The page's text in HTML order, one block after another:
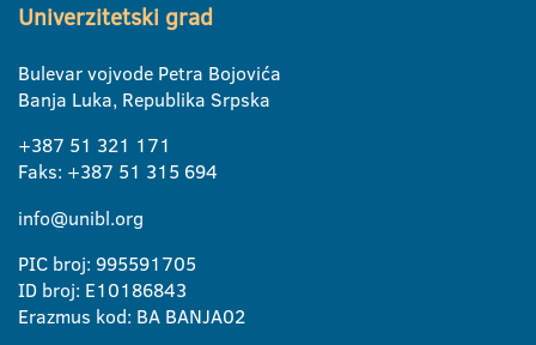
Univerzitetski grad
Bulevar vojvode Petra Bojovića
Banja Luka, Republika Srpska
+387 51 321 171
Faks: +387 51 315 694
info@unibl.org
PIC broj: 995591705
ID broj: E10186843
Erazmus kod: BA BANJA02